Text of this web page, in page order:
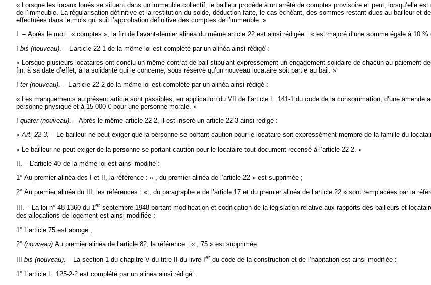
« Lorsque les locaux loués se situent dans un immeuble collectif, le bailleur procède à un arrêté de comptes provisoire et peut, lorsqu’elle
de l’immeuble. La régularisation définitive et la restitution du solde, déduction faite, le cas échéant, des sommes restant dues au bailleur et
effectuées dans le mois qui suit l’approbation définitive des comptes de l’immeuble. »
I. – Après le mot : « comptes », la fin de l’avant-dernier alinéa du même article 22 est ainsi rédigée : « est majoré d’une somme égale à 10
I bis (nouveau). – L’article 22-1 de la même loi est complété par un alinéa ainsi rédigé :
« Lorsque plusieurs locataires ont conclu un même contrat de bail stipulant expressément un engagement solidaire de chacun au paiement
fin, à sa date d’effet, à la solidarité qui le concerne, sous réserve qu’un nouveau locataire soit partie au bail. »
ter (nouveau). – L’article 22-2 de la même loi est complété par un alinéa ainsi rédigé :
« Les manquements au présent article sont passibles, en application du VII de l’article L. 141-1 du code de la consommation, d’une
personne physique et à 15 000 € pour une personne morale. »
quater (nouveau). – Après le même article 22-2, il est inséré un article 22-3 ainsi rédigé :
«Art. 22-3. – Le bailleur ne peut exiger que la personne se portant caution pour le locataire soit expressément membre de la famille du
« Le bailleur ne peut exiger de la personne se portant caution pour le locataire tout document recensé à l’article 22-2. »
II. – L’article 40 de la même loi est ainsi modifié :
1° Au premier alinéa des I et II, la référence : « , du premier alinéa de l’article 22 » est supprimée ;
2° Au premier alinéa du III, les références : « , du paragraphe ede l’article 17 et du premier alinéa de l’article 22 » sont remplacées par la
III. – La loi n° 48-1360 du 1er septembre 1948 portant modification et codification de la législation relative aux rapports des bailleurs et
des allocations de logement est ainsi modifiée :
1° L’article 75 est abrogé ;
2° (nouveau)Au premier alinéa de l’article 82, la référence : « , 75 » est supprimée.
bis (nouveau). – La section 1 du chapitre V du titre II du livre I er du code de la construction et de l’habitation est ainsi modifiée :
1° L’article L. 125-2-2 est complété par un alinéa ainsi rédigé :